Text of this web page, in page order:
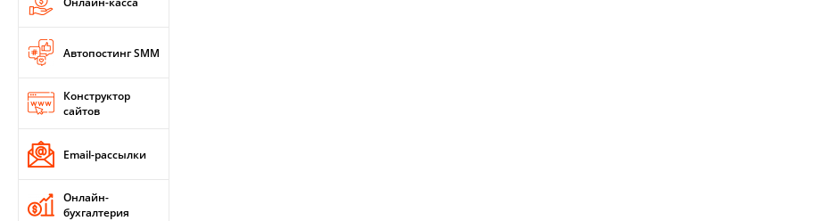
Автопостинг SMM
Конструктор
сайтов
Email-рассылки
Онлайн-
бухгалтерия